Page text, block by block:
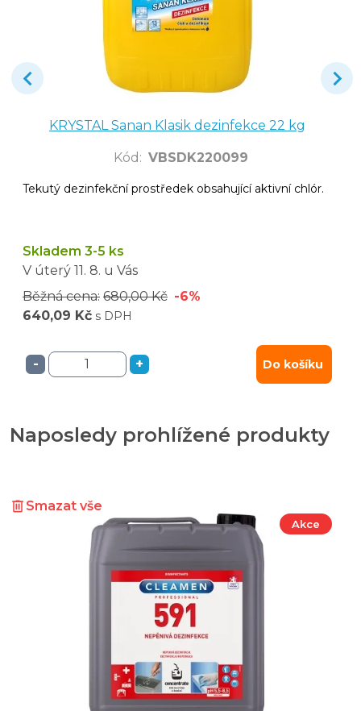
KRYSTAL Sanan Klasik dezinfekce 22 kg
Kód : VBSDK220099
Tekutý dezinfekční prostředek obsahující aktivní chlór.
Skladem 3-5 ks
V úterý 11. 8. u Vás
Běžná cena: 680,00 Kč -6%
640,09 Kč s DPH
- + Do košíku
Naposledy prohlížené produkty
Smazat vše
Akce